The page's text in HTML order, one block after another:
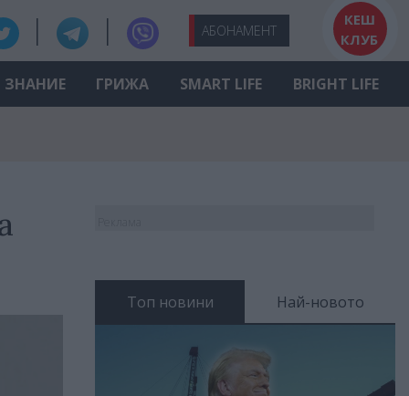
АБОНАМЕНТ
КЕШ
КЛУБ
ЗНАНИЕ ГРИЖА SMART LIFE BRIGHT LIFE
Топ новини Най-новото